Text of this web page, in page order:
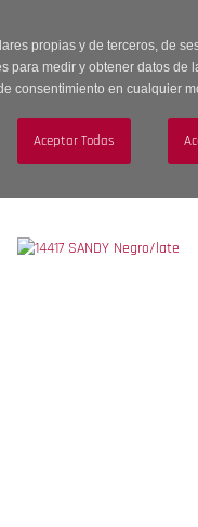
propias y de terceros, de
para medir y obtener datos
consentimiento en cualquier
MUJER HOMBRE